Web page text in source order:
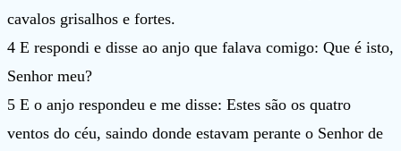
cavalos grisalhos e fortes.
4 E respondi e disse ao anjo que falava comigo: Que é isto,
Senhor meu?
5 E o anjo respondeu e me disse: Estes são os quatro
ventos do céu, saindo donde estavam perante o Senhor de